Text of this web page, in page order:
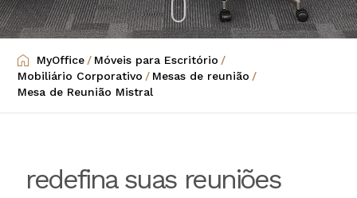
MyOffice / Móveis para Escritório /
Mobiliário Corporativo / Mesas de reunião /
Mesa de Reunião Mistral
redefina suas reuniões